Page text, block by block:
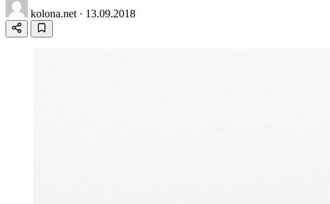
kolona.net · 13.09.2018